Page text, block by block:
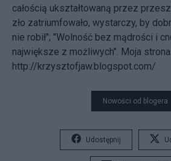
całością ukształtowaną przez
zło zatriumfowało, wystarczy, by
nie robił"; "Wolność bez mądrości i
największe z możliwych". Moja
http://krzysztofjaw.blogspot.com/
Nowości od blogera
Udostępnij